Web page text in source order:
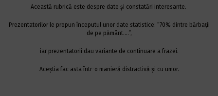
Această rubrică este despre date și constatări interesante.
Prezentatorilor le propun începutul unor date statistice: “70% dintre bărbații
de pe pământ….”,
iar prezentatorii dau variante de continuare a frazei.
Aceștia fac asta într-o manieră distractivă și cu umor.